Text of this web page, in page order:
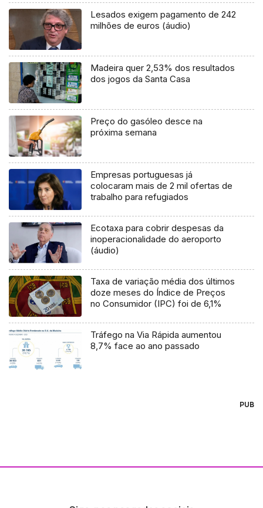
Lesados exigem pagamento de 242
milhões de euros (áudio)
Madeira quer 2,53% dos resultados
dos jogos da Santa Casa
Preço do gasóleo desce na
próxima semana
Empresas portuguesas já
colocaram mais de 2 mil ofertas de
trabalho para refugiados
Ecotaxa para cobrir despesas da
inoperacionalidade do aeroporto
(áudio)
Taxa de variação média dos últimos
doze meses do Índice de Preços
no Consumidor (IPC) foi de 6,1%
Tráfego na Via Rápida aumentou
8,7% face ao ano passado
PUB